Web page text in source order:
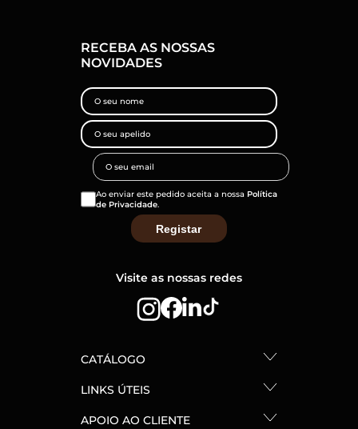
RECEBA AS NOSSAS
NOVIDADES
Ao enviar este pedido aceita a nossa Política
de Privacidade.
Visite as nossas redes
CATÁLOGO
LINKS ÚTEIS
APOIO AO CLIENTE